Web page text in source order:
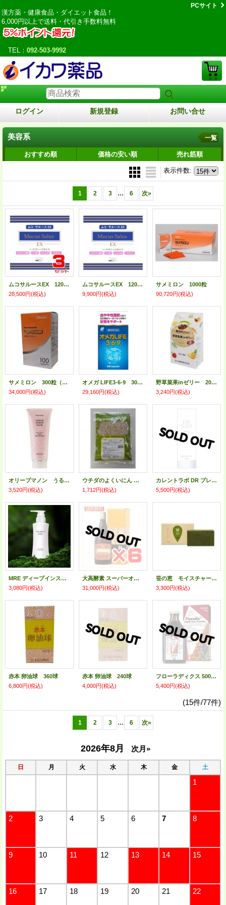
漢方薬・健康食品・ダイエット食品！
6,000円以上で送料・代引き手数料無料
TEL： 092-503-9992
PCサイト
ログイン 新規登録 お問い合せ
美容系 一覧
おすすめ順 価格の安い順 売れ筋順
表示件数:
1 2 3 ... 6 次»
ムコサルースEX 120粒入×3個セット
28,500円(税込)
ムコサルースEX 120粒入
9,900円(税込)
サメミロン 1000粒
90,720円(税込)
サメミロン 300粒（100粒×3）
34,000円(税込)
オメガ LIFE3-6-9 300粒（機能性表示食品）
29,160円(税込)
野草菜果inゼリー 200g （10g x 20袋）
3,240円(税込)
オリーブマノン うるおいホワイトパック 150g
3,520円(税込)
ウチダのよくいにん ヨクイニン 500g 【第3類医薬品】
1,712円(税込)
カレントラボ DR プレミアムエッセンスR 30ml
5,500円(税込)
MRE ディープインスカルプシャンプー 300ml
3,080円(税込)
大高酵素 スーパーオータカ 720ml×6本セット
31,000円(税込)
笹の恵 モイスチャーソープ 85ｇ
3,300円(税込)
赤本 卵油球 360球
6,800円(税込)
赤本 卵油球 240球
4,000円(税込)
フローラディクス 500ml
5,400円(税込)
(15件/77件)
1 2 3 ... 6 次»
2026年8月 次月»
日 月 火 水 木 金 土
1
2 3 4 5 6 7 8
9 10 11 12 13 14 15
16 17 18 19 20 21 22